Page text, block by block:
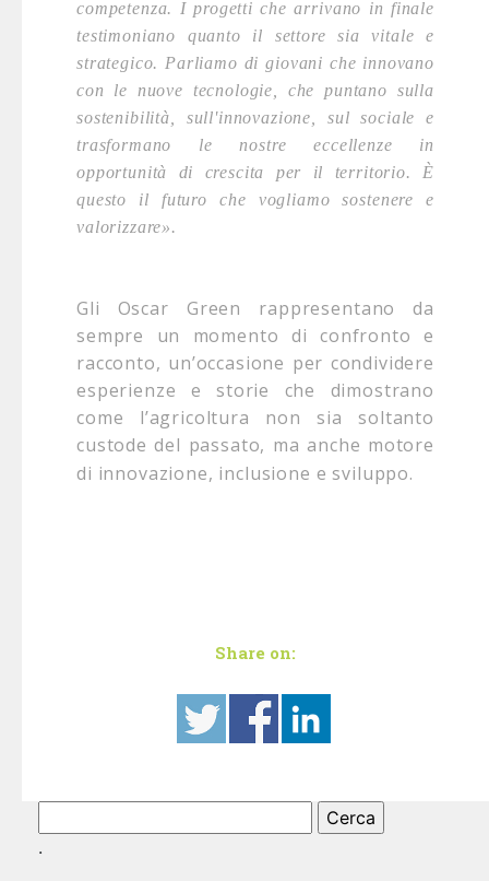
competenza. I progetti che arrivano in finale
testimoniano quanto il settore sia vitale e
strategico. Parliamo di giovani che innovano
con le nuove tecnologie, che puntano sulla
sostenibilità, sull'innovazione, sul sociale e
trasformano le nostre eccellenze in
opportunità di crescita per il territorio. È
questo il futuro che vogliamo sostenere e
valorizzare».
Gli Oscar Green rappresentano da
sempre un momento di confronto e
racconto, un’occasione per condividere
esperienze e storie che dimostrano
come l’agricoltura non sia soltanto
custode del passato, ma anche motore
di innovazione, inclusione e sviluppo.
Share on:
per:
.